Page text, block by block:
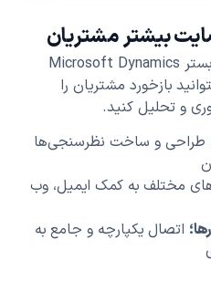
بیشتر مشتریان
نرم افزار نظرسنجی بیت‌اند، بر بستر Microsoft Dynamics
بازخورد مشتریان را
و تحلیل کنید.
طراحی و ساخت نظرسنجی‌ها
مختلف به کمک ایمیل، وب
اتصال یکپارچه و جامع به